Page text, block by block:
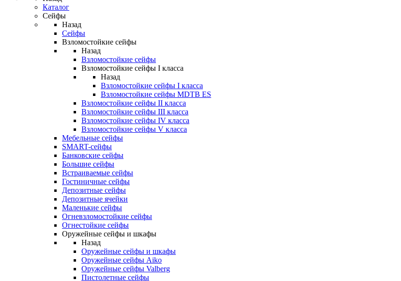
Каталог
Сейфы
Назад
Сейфы
Взломостойкие сейфы
Назад
Взломостойкие сейфы
Взломостойкие сейфы I класса
Назад
Взломостойкие сейфы I класса
Взломостойкие сейфы MDTB ES
Взломостойкие сейфы II класса
Взломостойкие сейфы III класса
Взломостойкие сейфы IV класса
Взломостойкие сейфы V класса
Мебельные сейфы
SMART-сейфы
Банковские сейфы
Большие сейфы
Встраиваемые сейфы
Гостиничные сейфы
Депозитные сейфы
Депозитные ячейки
Маленькие сейфы
Огневзломостойкие сейфы
Огнестойкие сейфы
Оружейные сейфы и шкафы
Назад
Оружейные сейфы и шкафы
Оружейные сейфы Aiko
Оружейные сейфы Valberg
Пистолетные сейфы